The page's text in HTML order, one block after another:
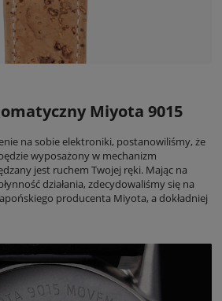
Miyota 9015
na sobie elektroniki, postanowiliśmy, że
wyposażony w mechanizm
jest ruchem Twojej ręki. Mając na
działania, zdecydowaliśmy się na
producenta Miyota, a dokładniej